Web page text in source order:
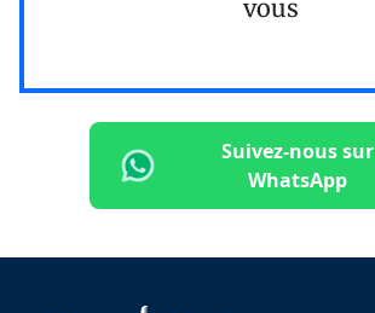
vous
Suivez-nous sur
WhatsApp